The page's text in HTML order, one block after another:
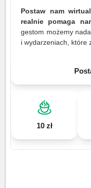
Postaw nam
realnie pomaga
gestom możemy
i wydarzeniach, które
10 zł